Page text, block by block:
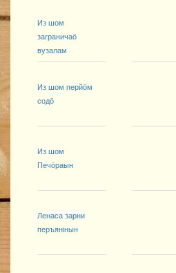
Из шом
заграничаӧ
вузалам
Из шом перйӧм
содӧ
Из шом
Печӧраын
Ленаса зарни
перъянінын